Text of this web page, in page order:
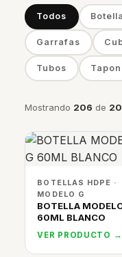
Todos
Garrafas
Tubos
Mostrando 206 de
BOTELLAS HDPE ·
MODELO G
BOTELLA
60ML BLANCO
VER PRODUCTO →